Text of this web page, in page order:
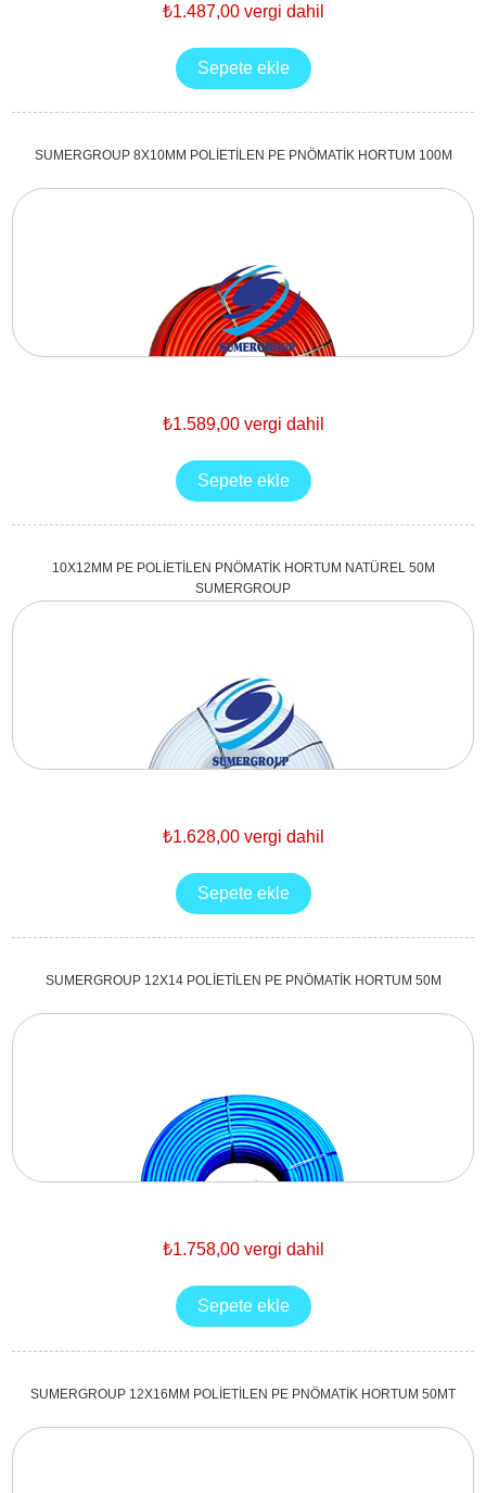
₺1.487,00 vergi dahil
SUMERGROUP 8X10MM POLİETİLEN PE PNÖMATİK HORTUM 100M
₺1.589,00 vergi dahil
10X12MM PE POLİETİLEN PNÖMATİK HORTUM NATÜREL 50M
SUMERGROUP
₺1.628,00 vergi dahil
SUMERGROUP 12X14 POLİETİLEN PE PNÖMATİK HORTUM 50M
₺1.758,00 vergi dahil
SUMERGROUP 12X16MM POLİETİLEN PE PNÖMATİK HORTUM 50MT